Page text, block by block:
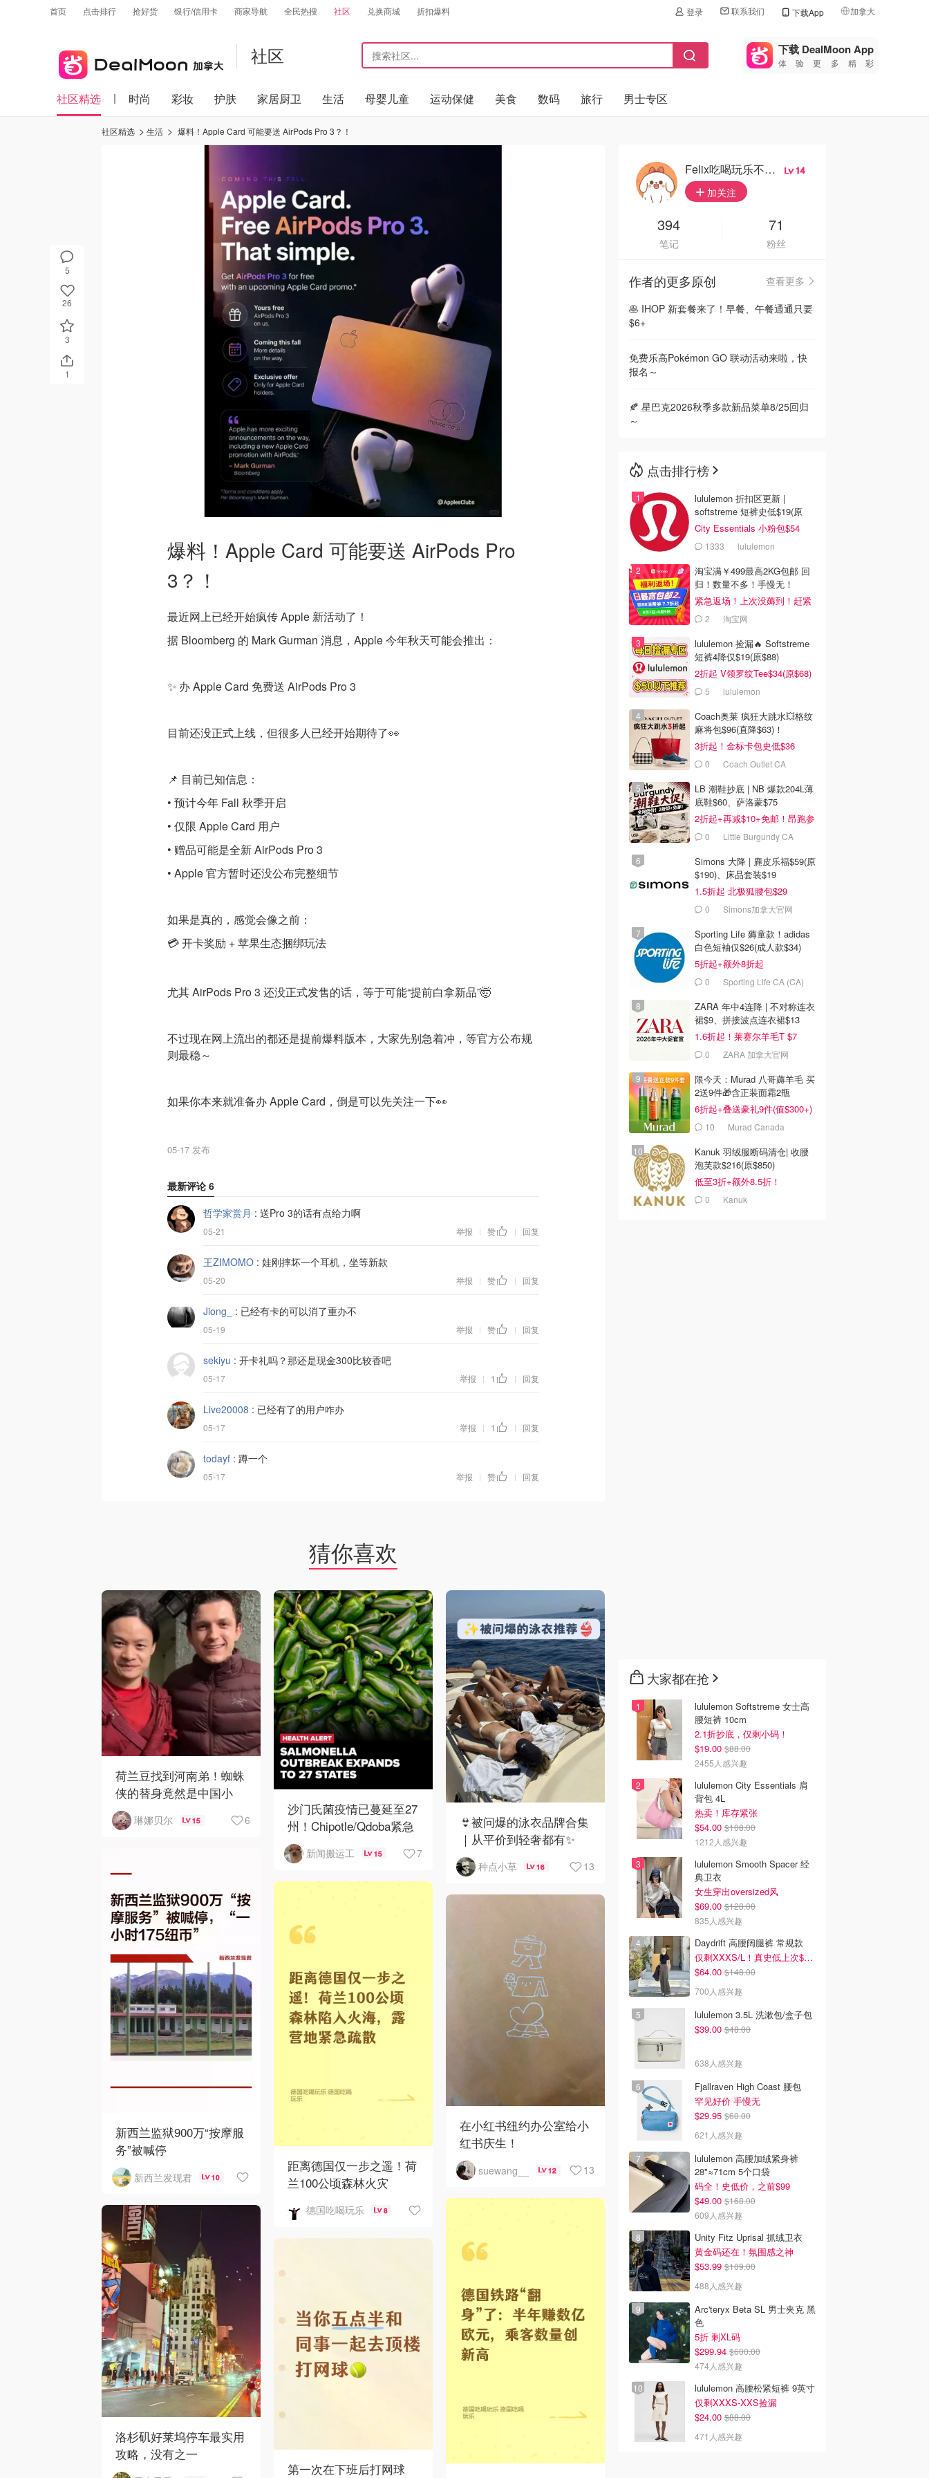
首页 点击排行 抢好货 银行/信用卡 商家导航 全民热搜 社区 兑换商城 折扣爆料 登录 联系我们 下载App 加拿大
🇺🇸
美国
🇨🇳中国
🇩🇪
🇮🇹
🇦🇺
🇳🇿新西兰
社区 下载 DealMoon App
体验更多精彩
社区精选 时尚 彩妆 护肤 家居厨卫 生活 母婴儿童 运动保健 美食 数码 旅行 男士专区
5
26
3
1
社区精选 生活 爆料！Apple Card 可能要送 AirPods Pro 3？！
爆料！Apple Card 可能要送 AirPods Pro
3？！
最近网上已经开始疯传 Apple 新活动了！
据 Bloomberg 的 Mark Gurman 消息，Apple 今年秋天可能会推出：
✨ 办 Apple Card 免费送 AirPods Pro 3
目前还没正式上线，但很多人已经开始期待了👀
📌 目前已知信息：
• 预计今年 Fall 秋季开启
• 仅限 Apple Card 用户
• 赠品可能是全新 AirPods Pro 3
• Apple 官方暂时还没公布完整细节
如果是真的，感觉会像之前：
💳 开卡奖励 + 苹果生态捆绑玩法
尤其 AirPods Pro 3 还没正式发售的话，等于可能“提前白拿新品”🤯
不过现在网上流出的都还是提前爆料版本，大家先别急着冲，等官方公布规
则最稳～
如果你本来就准备办 Apple Card，倒是可以先关注一下👀
05-17 发布
最新评论 6
哲学家赏月 : 送Pro 3的话有点给力啊
05-21 举报 | 赞 | 回复
王ZIMOMO : 娃刚摔坏一个耳机，坐等新款
05-20 举报 | 赞 | 回复
Jiong_ : 已经有卡的可以消了重办不
05-19 举报 | 赞 | 回复
sekiyu : 开卡礼吗？那还是现金300比较香吧
05-17 举报 | 1 | 回复
Live20008 : 已经有了的用户咋办
05-17 举报 | 1 | 回复
todayf : 蹲一个
05-17 举报 | 赞 | 回复
猜你喜欢
荷兰豆找到河南弟！蜘蛛
侠的替身竟然是中国小
哥？！
琳娜贝尔 15 6
沙门氏菌疫情已蔓延至27
州！Chipotle/Qdoba紧急
下架辣椒
新闻搬运工 15 7
👙被问爆的泳衣品牌合集
｜从平价到轻奢都有✨
种点小草 16 13
新西兰监狱900万“按摩服
务”被喊停
新西兰发现君 10
距离德国仅一步之遥！荷
兰100公顷森林火灾
德国吃喝玩乐 8
在小红书纽约办公室给小
红书庆生！
suewang__ 12 13
洛杉矶好莱坞停车最实用
攻略，没有之一
第一次在下班后打网球
Felix吃喝玩乐不破产 14
加关注
394
笔记
71
粉丝
作者的更多原创
查看更多
🥞 IHOP 新套餐来了！早餐、午餐通通只要
$6+
免费乐高Pokémon GO 联动活动来啦，快
报名～
🍂 星巴克2026秋季多款新品菜单8/25回归
～
点击排行榜
lululemon 折扣区更新 |
softstreme 短裤史低$19(原
$88)
City Essentials 小粉包$54
1333 lululemon
淘宝满￥499最高2KG包邮 回
归！数量不多！手慢无！
紧急返场！上次没薅到！赶紧
冲 2 淘宝网
lululemon 捡漏🔥 Softstreme
短裤4降仅$19(原$88)
2折起 V领罗纹Tee$34(原$68)
5 lululemon
Coach奥莱 疯狂大跳水💥格纹
麻将包$96(直降$63)！
3折起！金标卡包史低$36
0 Coach Outlet CA
LB 潮鞋抄底 | NB 爆款204L薄
底鞋$60、萨洛蒙$75
2折起+再减$10+免邮！昂跑参
加 0
Little Burgundy CA
Simons 大降 | 麂皮乐福$59(原
$190)、床品套装$19
1.5折起 北极狐腰包$29
0 Simons加拿大官网
Sporting Life 薅童款！adidas
白色短袖仅$26(成人款$34)
5折起+额外8折起
0 Sporting Life CA (CA)
ZARA 年中4连降 | 不对称连衣
裙$9、拼接波点连衣裙$13
1.6折起！莱赛尔羊毛T $7
0 ZARA 加拿大官网
限今天：Murad 八哥薅羊毛 买
2送9件🎁含正装面霜2瓶
6折起+叠送豪礼9件(值$300+)
10 Murad Canada
Kanuk 羽绒服断码清仓| 收腰
泡芙款$216(原$850)
低至3折+额外8.5折！
0 Kanuk
大家都在抢
lululemon Softstreme 女士高
腰短裤 10cm
2.1折抄底，仅剩小码！
$19.00 $88.00
2455人感兴趣
lululemon City Essentials 肩
背包 4L
热卖！库存紧张
$54.00 $108.00
1212人感兴趣
lululemon Smooth Spacer 经
典卫衣
女生穿出oversized风
$69.00 $128.00
835人感兴趣
Daydrift 高腰阔腿裤 常规款
仅剩XXXS/L！真史低上次$114
$64.00 $148.00
700人感兴趣
lululemon 3.5L 洗漱包/盒子包
$39.00 $48.00
638人感兴趣
Fjallraven High Coast 腰包
罕见好价 手慢无
$29.95 $60.00
621人感兴趣
lululemon 高腰加绒紧身裤
28"≈71cm 5个口袋
码全！史低价，之前$99
$49.00 $168.00
609人感兴趣
Unity Fitz Uprisal 抓绒卫衣
黄金码还在！氛围感之神
$53.99 $109.00
488人感兴趣
Arc'teryx Beta SL 男士夹克 黑
色
5折 剩XL码
$299.94 $600.00
474人感兴趣
lululemon 高腰松紧短裤 9英寸
仅剩XXXS-XXS捡漏
$24.00 $88.00
471人感兴趣